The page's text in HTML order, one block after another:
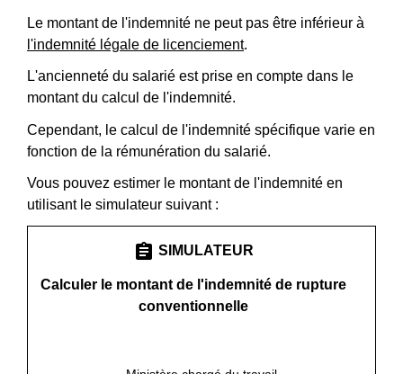
Le montant de l'indemnité ne peut pas être inférieur à
l'indemnité légale de licenciement.
L'ancienneté du salarié est prise en compte dans le
montant du calcul de l'indemnité.
Cependant, le calcul de l'indemnité spécifique varie en
fonction de la rémunération du salarié.
Vous pouvez estimer le montant de l'indemnité en
utilisant le simulateur suivant :
assignment SIMULATEUR
Calculer le montant de l'indemnité de rupture
conventionnelle